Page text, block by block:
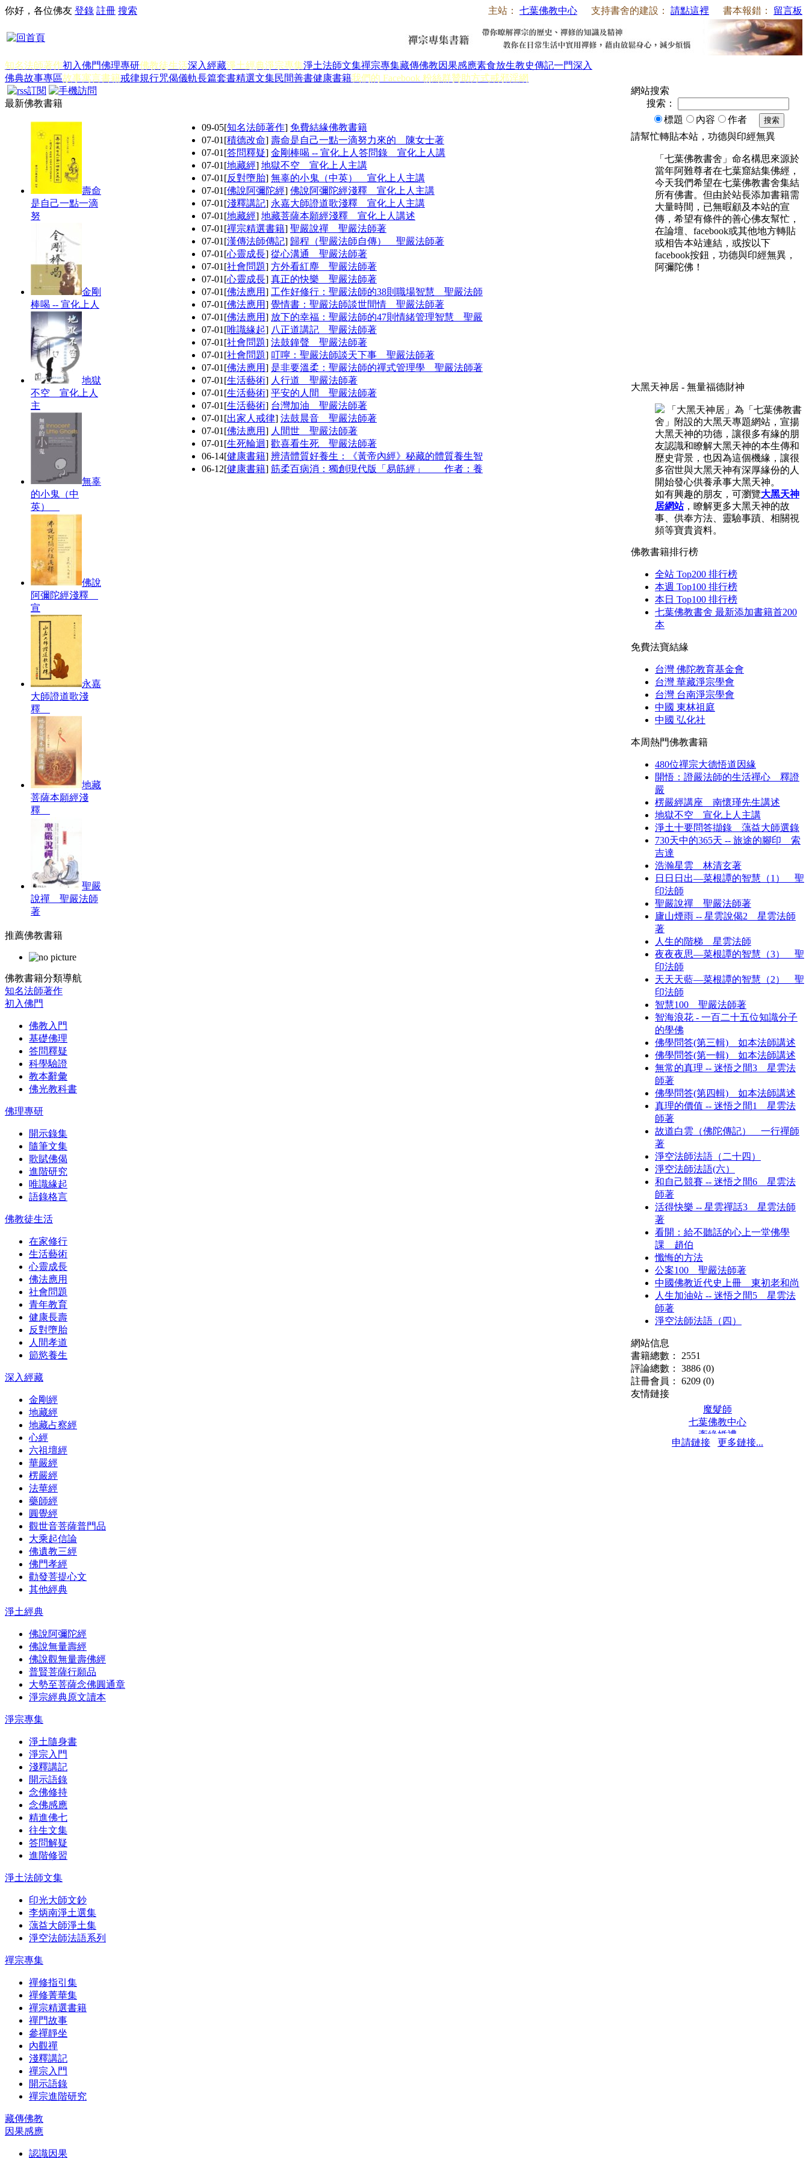
主站： 七葉佛教中心 支持書舍的建設： 請點這裡 書本報錯： 留言板
你好，各位佛友 登錄 註冊 搜索
知名法師著作初入佛門佛理專研佛教徒生活深入經藏淨土經典淨宗專集淨土法師文集禪宗專集藏傳佛教因果感應素食放生教史傳記一門深入
佛典故事專區故事寓言書籍戒律規行咒偈儀軌長篇套書精選文集民間善書健康書籍我們的 Facebook 粉絲群贊助方式戒邪淫網
最新佛教書籍
壽命
是自己一點一滴
努
金剛
棒喝 -- 宣化上人
地獄
不空 宣化上人
主
無辜
的小鬼（中
英）
佛說
阿彌陀經淺釋
宣
永嘉
大師證道歌淺
釋
地藏
菩薩本願經淺
釋
聖嚴
說禪 聖嚴法師
著
09-05[知名法師著作] 免費結緣佛教書籍
07-01 [積德改命] 壽命是自己一點一滴努力來的 陳女士著
07-01 [答問釋疑] 金剛棒喝 -- 宣化上人答問錄 宣化上人講
07-01 [地藏經] 地獄不空 宣化上人主講
07-01 [反對墮胎] 無辜的小鬼（中英） 宣化上人主講
07-01 [佛說阿彌陀經] 佛說阿彌陀經淺釋 宣化上人主講
07-01 [淺釋講記] 永嘉大師證道歌淺釋 宣化上人主講
07-01 [地藏經] 地藏菩薩本願經淺釋 宣化上人講述
07-01 [禪宗精選書籍] 聖嚴說禪 聖嚴法師著
07-01 [漢傳法師傳記] 歸程（聖嚴法師自傳） 聖嚴法師著
07-01 [心靈成長] 從心溝通 聖嚴法師著
07-01 [社會問題] 方外看紅塵 聖嚴法師著
07-01 [心靈成長] 真正的快樂 聖嚴法師著
07-01 [佛法應用] 工作好修行：聖嚴法師的38則職場智慧 聖嚴法師
07-01 [佛法應用] 覺情書：聖嚴法師談世間情 聖嚴法師著
07-01 [佛法應用] 放下的幸福：聖嚴法師的47則情緒管理智慧 聖嚴
07-01 [唯識緣起] 八正道講記 聖嚴法師著
07-01 [社會問題] 法鼓鐘聲 聖嚴法師著
07-01 [社會問題] 叮嚀：聖嚴法師談天下事 聖嚴法師著
07-01 [佛法應用] 是非要溫柔：聖嚴法師的禪式管理學 聖嚴法師著
07-01 [生活藝術] 人行道 聖嚴法師著
07-01 [生活藝術] 平安的人間 聖嚴法師著
07-01 [生活藝術] 台灣加油 聖嚴法師著
07-01 [出家人戒律] 法鼓晨音 聖嚴法師著
07-01 [佛法應用] 人間世 聖嚴法師著
07-01 [生死輪迴] 歡喜看生死 聖嚴法師著
06-14[健康書籍] 辨清體質好養生：《黃帝內經》秘藏的體質養生智
06-12[健康書籍] 筋柔百病消：獨創現代版「易筋經」 作者：養
推薦佛教書籍
佛教書籍分類導航
知名法師著作
初入佛門
佛教入門
基礎佛理
答問釋疑
科學驗證
教本辭彙
佛光教科書
佛理專研
開示錄集
隨筆文集
歌賦佛偈
進階研究
唯識緣起
語錄格言
佛教徒生活
在家修行
生活藝術
心靈成長
佛法應用
社會問題
青年教育
健康長壽
反對墮胎
人間孝道
節慾養生
深入經藏
金剛經
地藏經
地藏占察經
心經
六祖壇經
華嚴經
楞嚴經
法華經
藥師經
圓覺經
觀世音菩薩普門品
大乘起信論
佛遺教三經
佛門孝經
勸發菩提心文
其他經典
淨土經典
佛說阿彌陀經
佛說無量壽經
佛說觀無量壽佛經
普賢菩薩行願品
大勢至菩薩念佛圓通章
淨宗經典原文讀本
淨宗專集
淨土隨身書
淨宗入門
淺釋講記
開示語錄
念佛修持
念佛感應
精進佛七
往生文集
答問解疑
進階修習
淨土法師文集
印光大師文鈔
李炳南淨土選集
蕅益大師淨土集
淨空法師法語系列
禪宗專集
禪修指引集
禪修菁華集
禪宗精選書籍
禪門故事
參禪靜坐
內觀禪
淺釋講記
禪宗入門
開示語錄
禪宗進階研究
藏傳佛教
因果感應
認識因果
網站搜索
搜索：
標題
內容 作者 搜索
請幫忙轉貼本站，功德與印經無異
「七葉佛教書舍」命名構思來源於
當年阿難尊者在七葉窟結集佛經，
今天我們希望在七葉佛教書舍集結
所有佛書。但由於站長添加書籍需
大量時間，已無暇顧及本站的宣
傳，希望有條件的善心佛友幫忙，
在論壇、facebook或其他地方轉貼
或相告本站連結，或按以下
facebook按鈕，功德與印經無異，
阿彌陀佛！
大黑天神居 - 無量福德財神
「大黑天神居」為「七葉佛教書
舍」附設的大黑天專題網站，宣揚
大黑天神的功德，讓很多有緣的朋
友認識和瞭解大黑天神的本生傳和
歷史背景，也因為這個機緣，讓很
多宿世與大黑天神有深厚緣份的人
開始發心供養承事大黑天神。
如有興趣的朋友，可瀏覽大黑天神
居網站，瞭解更多大黑天神的故
事、供奉方法、靈驗事蹟、相關視
頻等寶貴資料。
佛教書籍排行榜
全站 Top200 排行榜
本週 Top100 排行榜
本日 Top100 排行榜
七葉佛教書舍 最新添加書籍首200
本
免費法寶結緣
台灣 佛陀教育基金會
台灣 華藏淨宗學會
台灣 台南淨宗學會
中國 東林祖庭
中國 弘化社
本周熱門佛教書籍
480位禪宗大德悟道因緣
開悟：證嚴法師的生活禪心 釋證
嚴
楞嚴經講座 南懷瑾先生講述
地獄不空 宣化上人主講
淨土十要問答擷錄 蕅益大師選錄
730天中的365天 -- 旅途的腳印 索
吉達
浩瀚星雲 林清玄著
日日日出—菜根譚的智慧（1） 聖
印法師
聖嚴說禪 聖嚴法師著
廬山煙雨 -- 星雲說偈2 星雲法師
著
人生的階梯 星雲法師
夜夜夜思—菜根譚的智慧（3） 聖
印法師
天天天藍—菜根譚的智慧（2） 聖
印法師
智慧100 聖嚴法師著
智海浪花 - 一百二十五位知識分子
的學佛
佛學問答(第三輯) 如本法師講述
佛學問答(第一輯) 如本法師講述
無常的真理 -- 迷悟之間3 星雲法
師著
佛學問答(第四輯) 如本法師講述
真理的價值 -- 迷悟之間1 星雲法
師著
故道白雲（佛陀傳記） 一行禪師
著
淨空法師法語（二十四）
淨空法師法語(六）
和自己競賽 -- 迷悟之間6 星雲法
師著
活得快樂 -- 星雲禪話3 星雲法師
著
看開：給不聽話的心上一堂佛學
課 趙伯
懺悔的方法
公案100 聖嚴法師著
中國佛教近代史上冊 東初老和尚
人生加油站 -- 迷悟之間5 星雲法
師著
淨空法師法語（四）
網站信息
書籍總數： 2551
評論總數： 3886 (0)
註冊會員： 6209 (0)
友情鏈接
魔髮師
七葉佛教中心
牽緣婚禮
保髮堂
申請鏈接 更多鏈接...